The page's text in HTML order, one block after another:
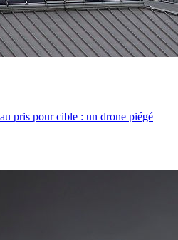
pris pour cible : un drone piégé